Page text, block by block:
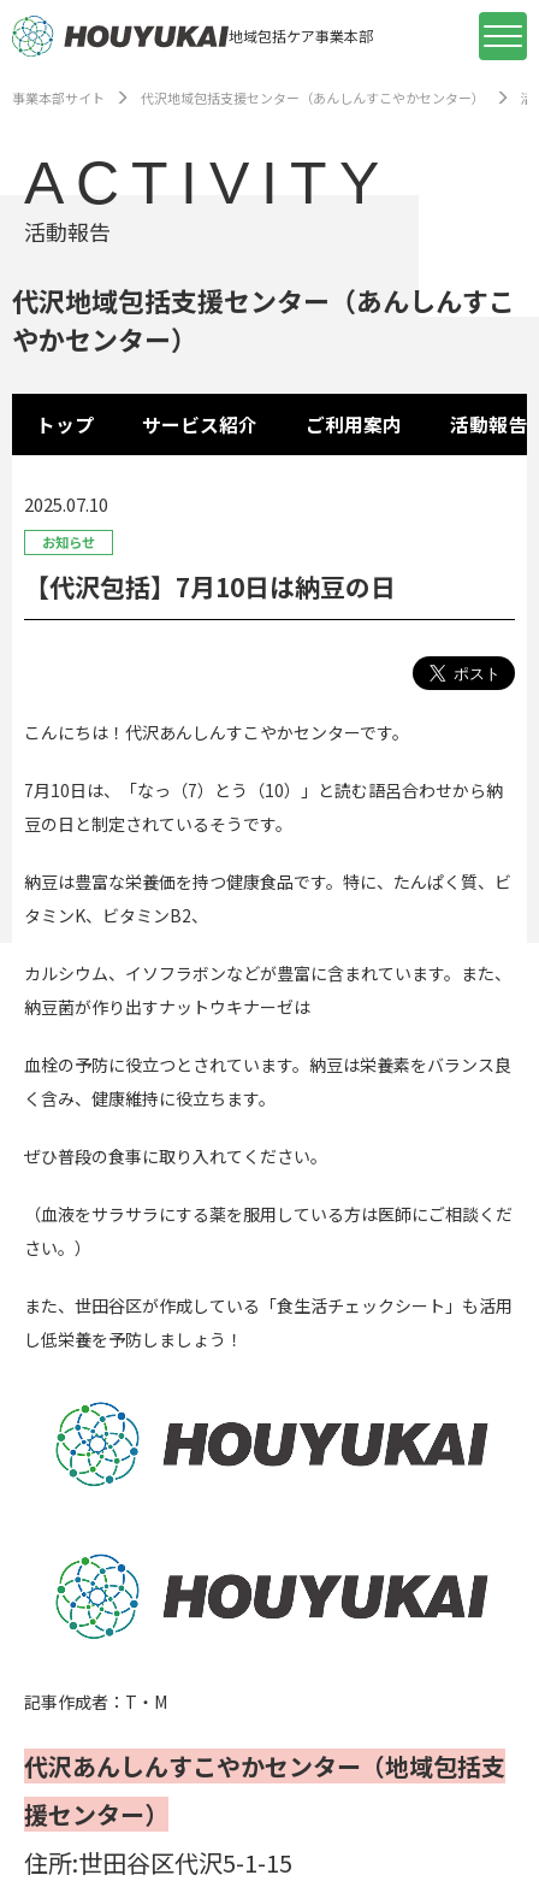
地域包括ケア事業本部
事業本部サイト 代沢地域包括支援センター（あんしんすこやかセンター） 活
ACTIVITY
活動報告
代沢地域包括支援センター（あんしんすこ
やかセンター）
トップ サービス紹介 ご利用案内 活動報告
2025.07.10
お知らせ
【代沢包括】7月10日は納豆の日
こんにちは！代沢あんしんすこやかセンターです。
7月10日は、「なっ（7）とう（10）」と読む語呂合わせから納
豆の日と制定されているそうです。
納豆は豊富な栄養価を持つ健康食品です。特に、たんぱく質、ビ
タミンK、ビタミンB2、
カルシウム、イソフラボンなどが豊富に含まれています。また、
納豆菌が作り出すナットウキナーゼは
血栓の予防に役立つとされています。納豆は栄養素をバランス良
く含み、健康維持に役立ちます。
ぜひ普段の食事に取り入れてください。
（血液をサラサラにする薬を服用している方は医師にご相談くだ
さい。）
また、世田谷区が作成している「食生活チェックシート」も活用
し低栄養を予防しましょう！
記事作成者：T・M
代沢あんしんすこやかセンター（地域包括支
援センター）
住所:世田谷区代沢5-1-15